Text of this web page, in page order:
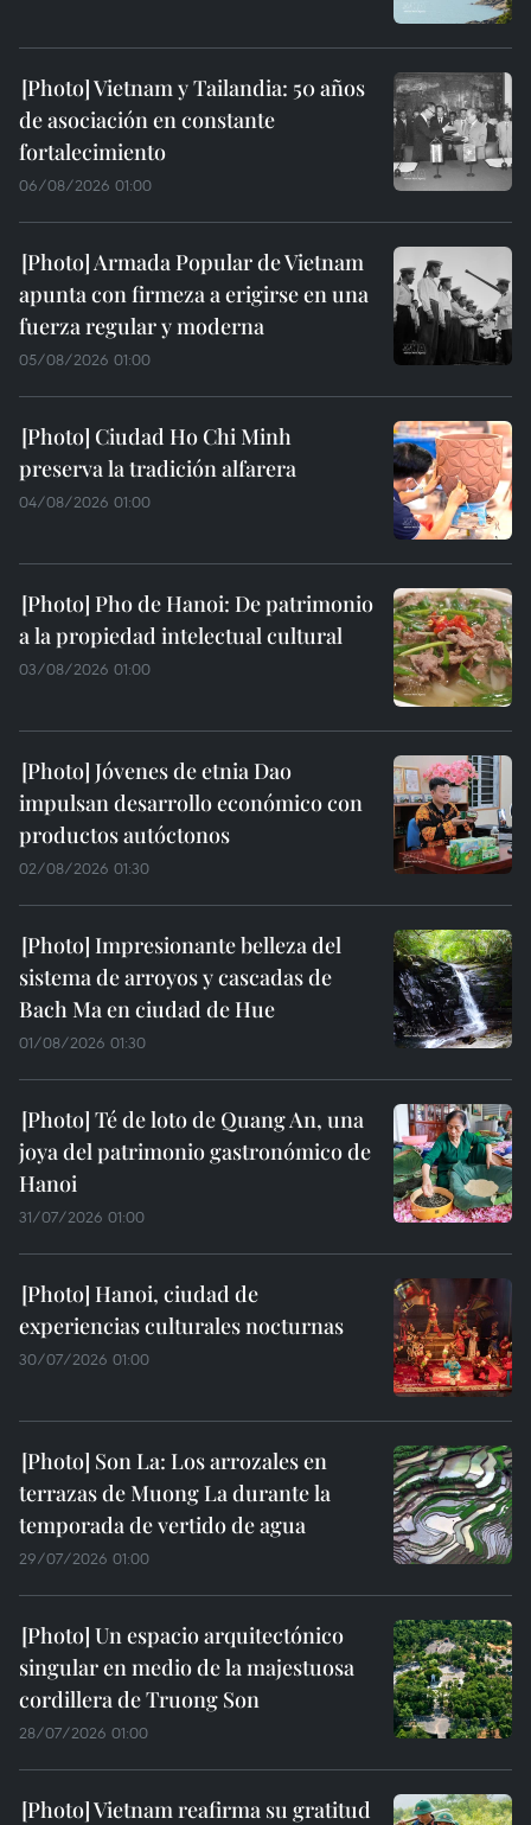
Vietnam y Tailandia: 50 años
de asociación en constante
fortalecimiento
06/08/2026 01:00
Armada Popular de Vietnam
apunta con firmeza a erigirse en una
fuerza regular y moderna
05/08/2026 01:00
Ciudad Ho Chi Minh
preserva la tradición alfarera
04/08/2026 01:00
Pho de Hanoi: De patrimonio
a la propiedad intelectual cultural
03/08/2026 01:00
Jóvenes de etnia Dao
impulsan desarrollo económico con
productos autóctonos
02/08/2026 01:30
Impresionante belleza del
sistema de arroyos y cascadas de
Bach Ma en ciudad de Hue
01/08/2026 01:30
Té de loto de Quang An, una
joya del patrimonio gastronómico de
Hanoi
31/07/2026 01:00
Hanoi, ciudad de
experiencias culturales nocturnas
30/07/2026 01:00
Son La: Los arrozales en
terrazas de Muong La durante la
temporada de vertido de agua
29/07/2026 01:00
Un espacio arquitectónico
singular en medio de la majestuosa
cordillera de Truong Son
28/07/2026 01:00
Vietnam reafirma su gratitud